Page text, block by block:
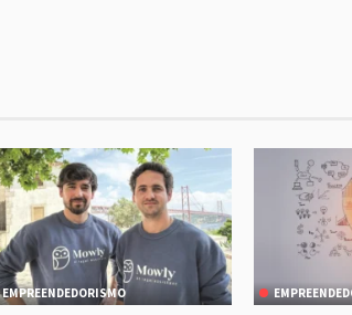
EMPREENDEDORISMO